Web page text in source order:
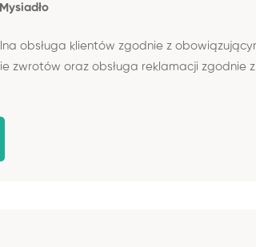
obsługa klientów zgodnie z
zwrotów oraz obsługa reklamacji